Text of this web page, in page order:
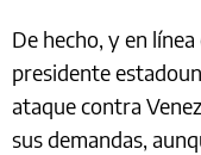
De hecho, y en
presidente
ataque contra
sus demandas,